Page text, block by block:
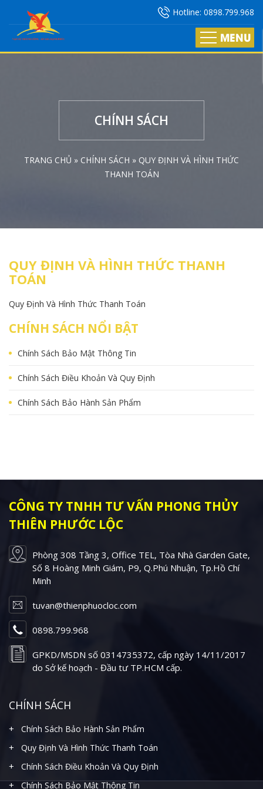
Hotline: 0898.799.968
MENU
CHÍNH SÁCH
TRANG CHỦ » CHÍNH SÁCH » QUY ĐỊNH VÀ HÌNH THỨC
THANH TOÁN
QUY ĐỊNH VÀ HÌNH THỨC THANH
TOÁN
Quy Định Và Hình Thức Thanh Toán
CHÍNH SÁCH NỔI BẬT
Chính Sách Bảo Mật Thông Tin
Chính Sách Điều Khoản Và Quy Định
Chính Sách Bảo Hành Sản Phẩm
CÔNG TY TNHH TƯ VẤN PHONG THỦY
THIÊN PHƯỚC LỘC
Phòng 308 Tầng 3, Office TEL, Tòa Nhà Garden Gate,
Số 8 Hoàng Minh Giám, P9, Q.Phú Nhuận, Tp.Hồ Chí
Minh
tuvan@thienphuocloc.com
0898.799.968
GPKD/MSDN số 0314735372, cấp ngày 14/11/2017
do Sở kế hoạch - Đầu tư TP.HCM cấp.
CHÍNH SÁCH
Chính Sách Bảo Hành Sản Phẩm
Quy Định Và Hình Thức Thanh Toán
Chính Sách Điều Khoản Và Quy Định
Chính Sách Bảo Mật Thông Tin